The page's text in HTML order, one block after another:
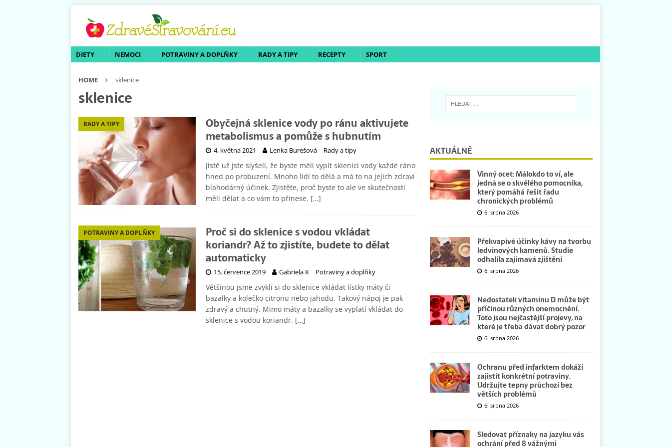
DIETY NEMOCI POTRAVINY A DOPLŇKY RADY A TIPY RECEPTY SPORT
HOME sklenice
sklenice
RADY A TIPY
Obyčejná sklenice vody po ránu aktivujete
metabolismus a pomůže s hubnutím
4. května 2021 Lenka Burešová Rady a tipy
Jistě už jste slyšeli, že byste měli vypít sklenici vody každé ráno
hned po probuzení. Mnoho lidí to dělá a má to na jejich zdraví
blahodárný účinek. Zjistěte, proč byste to ale ve skutečnosti
měli dělat a co vám to přinese. […]
POTRAVINY A DOPLŇKY
Proč si do sklenice s vodou vkládat
koriandr? Až to zjistíte, budete to dělat
automaticky
15. července 2019 Gabriela K Potraviny a doplňky
Většinou jsme zvyklí si do sklenice vkládat lístky máty či
bazalky a kolečko citronu nebo jahodu. Takový nápoj je pak
zdravý a chutný. Mimo máty a bazalky se vyplatí vkládat do
sklenice s vodou koriandr. […]
AKTUÁLNĚ
Vinný ocet: Málokdo to ví, ale
jedná se o skvělého pomocníka,
který pomáhá řešit řadu
chronických problémů
6. srpna 2026
Překvapivé účinky kávy na tvorbu
ledvinových kamenů. Studie
odhalila zajímavá zjištění
6. srpna 2026
Nedostatek vitamínu D může být
příčinou různých onemocnění.
Toto jsou nejčastější projevy, na
které je třeba dávat dobrý pozor
6. srpna 2026
Ochranu před infarktem dokáží
zajistit konkrétní potraviny.
Udržujte tepny průchozí bez
větších problémů
6. srpna 2026
Sledovat příznaky na jazyku vás
ochrání před 8 vážnými